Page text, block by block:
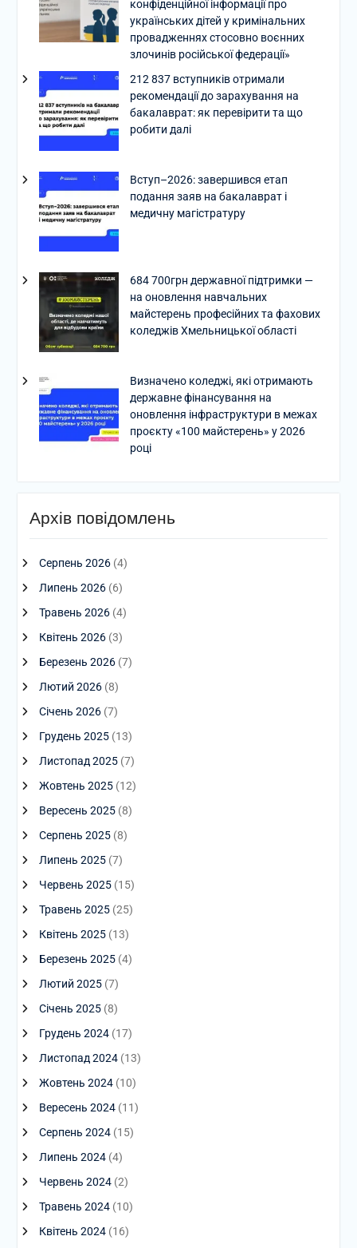
конфіденційної інформації про
українських дітей у кримінальних
провадженнях стосовно воєнних
злочинів російської федерації»
212 837 вступників отримали
рекомендації до зарахування на
бакалаврат: як перевірити та що
робити далі
Вступ–2026: завершився етап
подання заяв на бакалаврат і
медичну магістратуру
684 700грн державної підтримки —
на оновлення навчальних
майстерень професійних та фахових
коледжів Хмельницької області
Визначено коледжі, які отримають
державне фінансування на
оновлення інфраструктури в межах
проєкту «100 майстерень» у 2026
році
Архів повідомлень
Серпень 2026(4)
Липень 2026(6)
Травень 2026(4)
Квітень 2026(3)
Березень 2026(7)
Лютий 2026(8)
Січень 2026(7)
Грудень 2025(13)
Листопад 2025(7)
Жовтень 2025(12)
Вересень 2025(8)
Серпень 2025(8)
Липень 2025(7)
Червень 2025(15)
Травень 2025(25)
Квітень 2025(13)
Березень 2025(4)
Лютий 2025(7)
Січень 2025(8)
Грудень 2024(17)
Листопад 2024(13)
Жовтень 2024(10)
Вересень 2024(11)
Серпень 2024(15)
Липень 2024(4)
Червень 2024(2)
Травень 2024(10)
Квітень 2024(16)